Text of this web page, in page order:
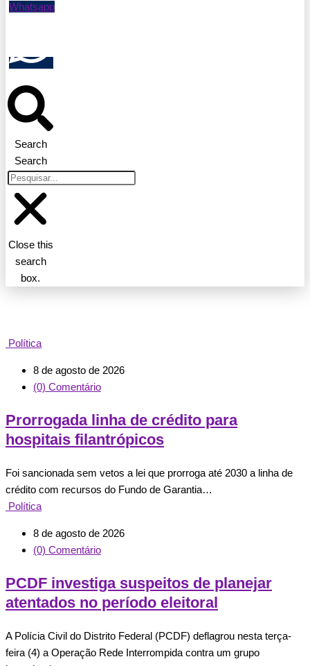
Whatsapp
Search
Search
Close this
search
box.
Política
8 de agosto de 2026
(0) Comentário
Prorrogada linha de crédito para
hospitais filantrópicos
Foi sancionada sem vetos a lei que prorroga até 2030 a linha de
crédito com recursos do Fundo de Garantia…
Política
8 de agosto de 2026
(0) Comentário
PCDF investiga suspeitos de planejar
atentados no período eleitoral
A Polícia Civil do Distrito Federal (PCDF) deflagrou nesta terça-
feira (4) a Operação Rede Interrompida contra um grupo